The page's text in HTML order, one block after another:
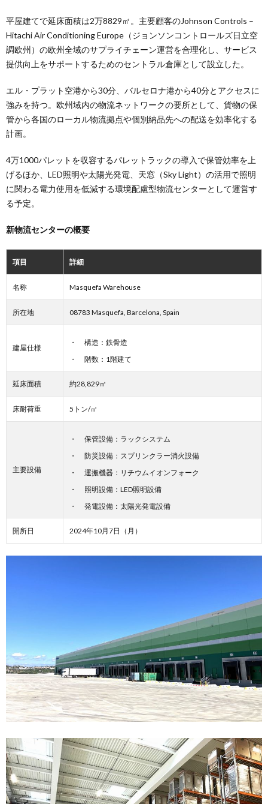
平屋建てで延床面積は2万8829㎡。主要顧客のJohnson Controls –
Hitachi Air Conditioning Europe（ジョンソンコントロールズ日立空
調欧州）の欧州全域のサプライチェーン運営を合理化し、サービス
提供向上をサポートするためのセントラル倉庫として設立した。
エル・プラット空港から30分、バルセロナ港から40分とアクセスに
強みを持つ。欧州域内の物流ネットワークの要所として、貨物の保
管から各国のローカル物流拠点や個別納品先への配送を効率化する
計画。
4万1000パレットを収容するパレットラックの導入で保管効率を上
げるほか、LED照明や太陽光発電、天窓（Sky Light）の活用で照明
に関わる電力使用を低減する環境配慮型物流センターとして運営す
る予定。
新物流センターの概要
項目 詳細
名称 Masquefa Warehouse
所在地 08783 Masquefa, Barcelona, Spain
建屋仕様
構造：鉄骨造
階数：1階建て
延床面積 約28,829㎡
床耐荷重 5トン/㎡
主要設備
保管設備：ラックシステム
防災設備：スプリンクラー消火設備
運搬機器：リチウムイオンフォーク
照明設備：LED照明設備
発電設備：太陽光発電設備
開所日 2024年10月7日（月）